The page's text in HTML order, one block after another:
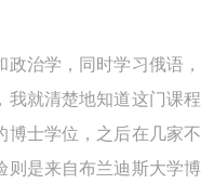
治学，同时学习俄语，
我就清楚地知道这门课程
博士学位，之后在几家不
则是来自布兰迪斯大学博